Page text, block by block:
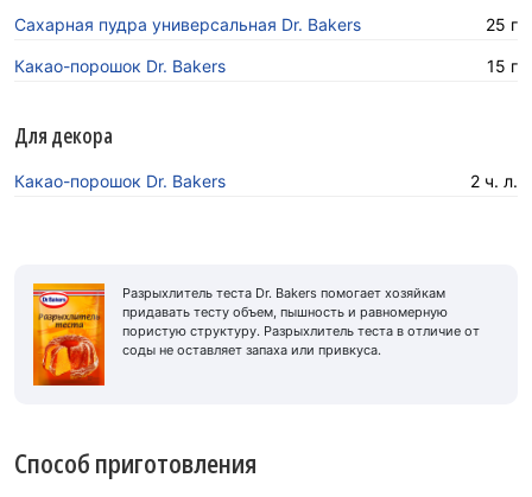
Сахарная пудра универсальная Dr. Bakers 25 г
Какао-порошок Dr. Bakers 15 г
Для декора
Какао-порошок Dr. Bakers 2 ч. л.
Разрыхлитель теста Dr. Bakers помогает хозяйкам
придавать тесту объем, пышность и равномерную
пористую структуру. Разрыхлитель теста в отличие от
соды не оставляет запаха или привкуса.
Способ приготовления